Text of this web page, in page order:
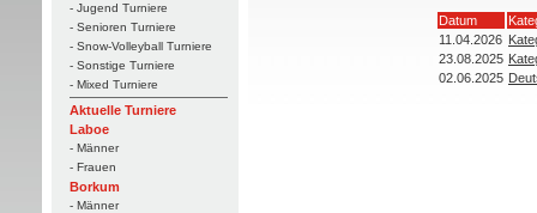
- Jugend Turniere
- Senioren Turniere
- Snow-Volleyball Turniere
- Sonstige Turniere
- Mixed Turniere
Aktuelle Turniere
Laboe
- Männer
- Frauen
Borkum
- Männer
Datum
11.04.2026
23.08.2025
02.06.2025